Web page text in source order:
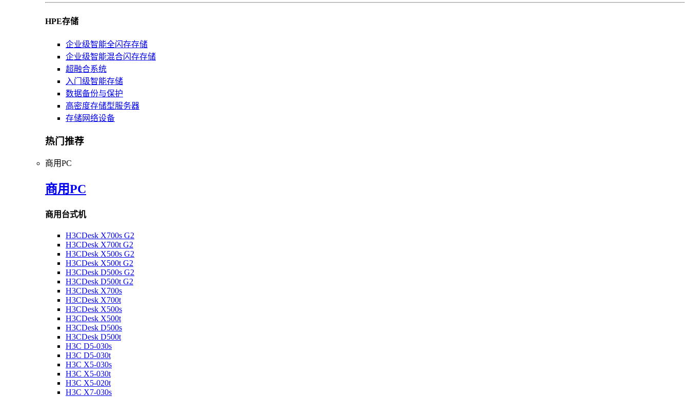
HPE存储
企业级智能全闪存存储
企业级智能混合闪存存储
超融合系统
入门级智能存储
数据备份与保护
高密度存储型服务器
存储网络设备
热门推荐
商用PC
商用PC
商用台式机
H3CDesk X700s G2
H3CDesk X700t G2
H3CDesk X500s G2
H3CDesk X500t G2
H3CDesk D500s G2
H3CDesk D500t G2
H3CDesk X700s
H3CDesk X700t
H3CDesk X500s
H3CDesk X500t
H3CDesk D500s
H3CDesk D500t
H3C D5-030s
H3C D5-030t
H3C X5-030s
H3C X5-030t
H3C X5-020t
H3C X7-030s